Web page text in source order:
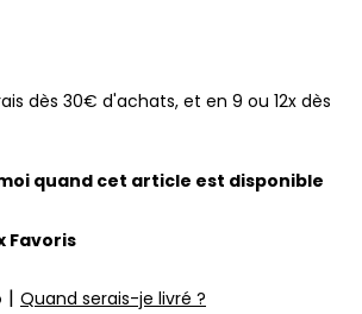
dès 30€ d'achats, et en 9 ou 12x dès
quand cet article est disponible
Favoris
| Quand serais-je livré ?